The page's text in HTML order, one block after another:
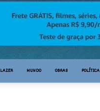
LAZER MUNDO OBRAS POLÍTICA